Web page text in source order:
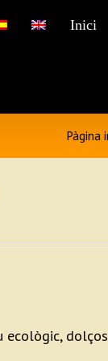
Inici
Pàgina
ecològic, dolços